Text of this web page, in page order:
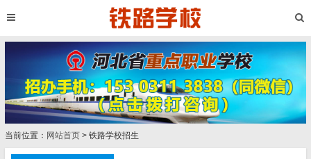
当前位置： 网站首页 > 铁路学校招生